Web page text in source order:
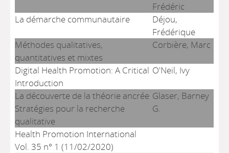
Frédéric
La démarche communautaire
Déjou,
Frédérique
Méthodes qualitatives,
quantitatives et mixtes
Corbière, Marc
Digital Health Promotion: A Critical
Introduction
O'Neil, Ivy
La découverte de la théorie ancrée
Stratégies pour la recherche
qualitative
Glaser, Barney
G.
Health Promotion International
Vol. 35 n° 1 (11/02/2020)